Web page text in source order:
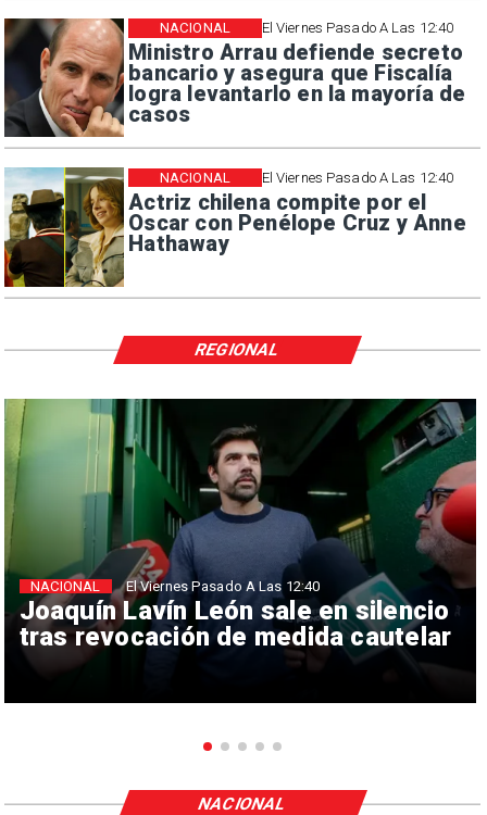
El Viernes Pasado A Las 12:40
Ministro Arrau defiende secreto
bancario y asegura que Fiscalía
logra levantarlo en la mayoría de
casos
NACIONAL
El Viernes Pasado A Las 12:40
Actriz chilena compite por el
Oscar con Penélope Cruz y Anne
Hathaway
NACIONAL
Joaquín Lavín León sale en silencio
tras revocación de medida cautelar
NACIONAL El Viernes Pasado A Las 12:40
REGIONAL
NACIONAL